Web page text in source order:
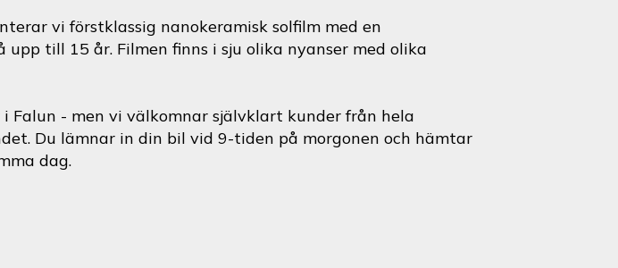
vi förstklassig nanokeramisk solfilm med en
till 15 år. Filmen finns i sju olika nyanser med olika
Falun - men vi välkomnar självklart kunder från hela
Du lämnar in din bil vid 9-tiden på morgonen och hämtar
dag.